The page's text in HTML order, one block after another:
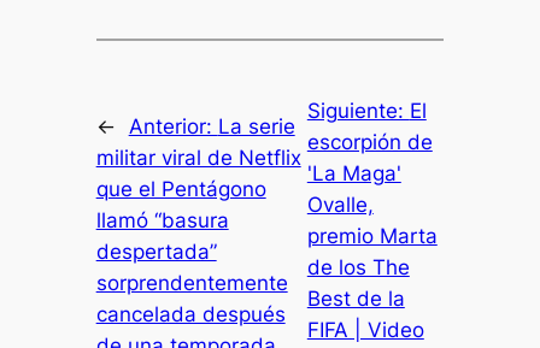
← Anterior: La serie
militar viral de Netflix
que el Pentágono
llamó “basura
despertada”
sorprendentemente
cancelada después
Siguiente: El
escorpión de
'La Maga'
Ovalle,
premio Marta
de los The
Best de la
FIFA | Video